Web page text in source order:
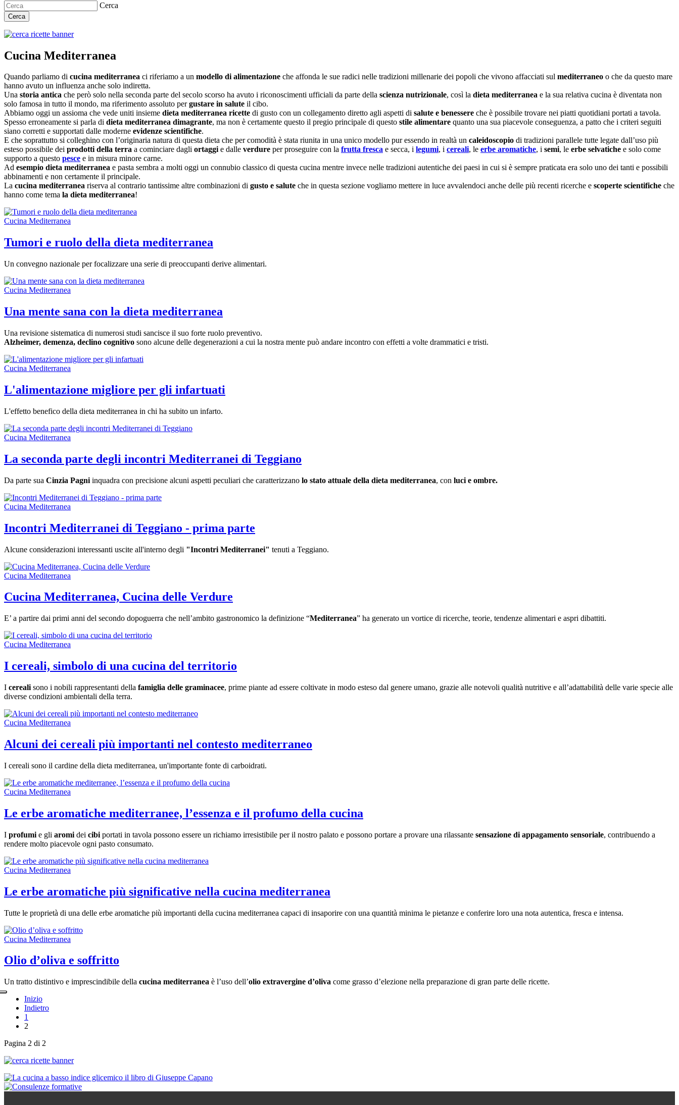
Cerca
Cerca
Cucina Mediterranea
Quando parliamo di cucina mediterranea ci riferiamo a un modello di alimentazione che affonda le sue radici nelle tradizioni millenarie dei popoli che vivono affacciati sul mediterraneo o che da questo mare
hanno avuto un influenza anche solo indiretta.
Una storia antica che però solo nella seconda parte del secolo scorso ha avuto i riconoscimenti ufficiali da parte della scienza nutrizionale, così la dieta mediterranea e la sua relativa cucina è diventata non
solo famosa in tutto il mondo, ma riferimento assoluto pergustare in salute il cibo.
Abbiamo oggi un assioma che vede uniti insieme dieta mediterranea ricette di gusto con un collegamento diretto agli aspetti di salute e benessere che è possibile trovare nei piatti quotidiani portati a tavola.
Spesso erroneamente si parla di dieta mediterranea dimagrante, ma non è certamente questo il pregio principale di questo stile alimentare quanto una sua piacevole conseguenza, a patto che i criteri seguiti
siano corretti e supportati dalle moderne evidenze scientifiche.
E che soprattutto si colleghino con l’originaria natura di questa dieta che per comodità è stata riunita in una unico modello pur essendo in realtà un caleidoscopio di tradizioni parallele tutte legate dall’uso più
esteso possibile dei prodotti della terra a cominciare dagli ortaggie dalle verdure per proseguire con la frutta fresca e secca, i legumi, i cereali, le erbe aromatiche, i semi, le erbe selvatiche e solo come
supporto a questo pesce e in misura minore carne.
Ad esempio dieta mediterranea e pasta sembra a molti oggi un connubio classico di questa cucina mentre invece nelle tradizioni autentiche dei paesi in cui si è sempre praticata era solo uno dei tanti e possibili
abbinamenti e non certamente il principale.
La cucina mediterranea riserva al contrario tantissime altre combinazioni di gusto e salute che in questa sezione vogliamo mettere in luce avvalendoci anche delle più recenti ricerche e scoperte scientifiche che
hanno come tema la dieta mediterranea!
Cucina Mediterranea
Tumori e ruolo della dieta mediterranea
Un convegno nazionale per focalizzare una serie di preoccupanti derive alimentari.
Cucina Mediterranea
Una mente sana con la dieta mediterranea
Una revisione sistematica di numerosi studi sancisce il suo forte ruolo preventivo.
Alzheimer, demenza, declino cognitivo sono alcune delle degenerazioni a cui la nostra mente può andare incontro con effetti a volte drammatici e tristi.
Cucina Mediterranea
L'alimentazione migliore per gli infartuati
L'effetto benefico della dieta mediterranea in chi ha subito un infarto.
Cucina Mediterranea
La seconda parte degli incontri Mediterranei di Teggiano
Da parte sua Cinzia Pagni inquadra con precisione alcuni aspetti peculiari che caratterizzano lo stato attuale della dieta mediterranea, con luci e ombre.
Cucina Mediterranea
Incontri Mediterranei di Teggiano - prima parte
Alcune considerazioni interessanti uscite all'interno degli "Incontri Mediterranei" tenuti a Teggiano.
Cucina Mediterranea
Cucina Mediterranea, Cucina delle Verdure
E’ a partire dai primi anni del secondo dopoguerra che nell’ambito gastronomico la definizione “Mediterranea” ha generato un vortice di ricerche, teorie, tendenze alimentari e aspri dibattiti.
Cucina Mediterranea
I cereali, simbolo di una cucina del territorio
I cereali sono i nobili rappresentanti della famiglia delle graminacee, prime piante ad essere coltivate in modo esteso dal genere umano, grazie alle notevoli qualità nutritive e all’adattabilità delle varie specie alle
diverse condizioni ambientali della terra.
Cucina Mediterranea
Alcuni dei cereali più importanti nel contesto mediterraneo
I cereali sono il cardine della dieta mediterranea, un'importante fonte di carboidrati.
Cucina Mediterranea
Le erbe aromatiche mediterranee, l’essenza e il profumo della cucina
I profumi e gli aromi dei cibi portati in tavola possono essere un richiamo irresistibile per il nostro palato e possono portare a provare una rilassante sensazione di appagamento sensoriale, contribuendo a
rendere molto piacevole ogni pasto consumato.
Cucina Mediterranea
Le erbe aromatiche più significative nella cucina mediterranea
Tutte le proprietà di una delle erbe aromatiche più importanti della cucina mediterranea capaci di insaporire con una quantità minima le pietanze e conferire loro una nota autentica, fresca e intensa.
Cucina Mediterranea
Olio d’oliva e soffritto
Un tratto distintivo e imprescindibile della cucina mediterranea è l’uso dell’olio extravergine d’oliva come grasso d’elezione nella preparazione di gran parte delle ricette.
Inizio
Indietro
1
2
Pagina 2 di 2